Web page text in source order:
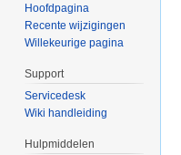
Hoofdpagina
Recente wijzigingen
Willekeurige pagina
Support
Servicedesk
Wiki handleiding
Hulpmiddelen